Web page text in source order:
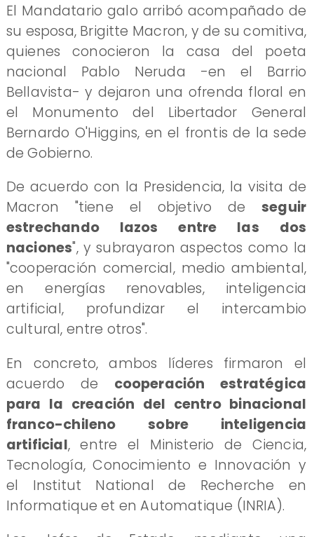
​El Mandatario galo arribó acompañado de
su esposa, Brigitte Macron, y de su comitiva,
quienes conocieron la casa del poeta
nacional Pablo Neruda -en el Barrio
Bellavista- y dejaron una ofrenda floral en
el Monumento del Libertador General
Bernardo O'Higgins, en el frontis de la sede
de Gobierno.
De acuerdo con la Presidencia, la visita de
Macron "tiene el objetivo de seguir
estrechando lazos entre las dos
naciones", y subrayaron aspectos como la
"cooperación comercial, medio ambiental,
en energías renovables, inteligencia
artificial, profundizar el intercambio
cultural, entre otros".
En concreto, ambos líderes firmaron el
acuerdo de cooperación estratégica
para la creación del centro binacional
franco-chileno sobre inteligencia
artificial, entre el Ministerio de Ciencia,
Tecnología, Conocimiento e Innovación y
el Institut National de Recherche en
Informatique et en Automatique (INRIA).